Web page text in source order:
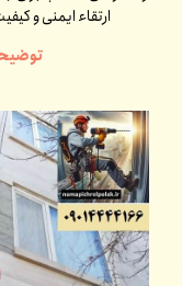
ارتقاء ایمنی و